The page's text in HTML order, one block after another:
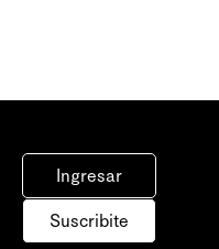
Ingresar
Suscribite